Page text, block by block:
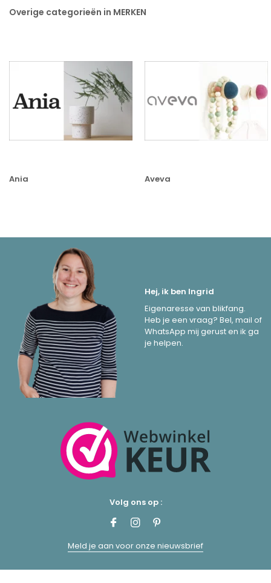
Overige categorieën in MERKEN
Ania Aveva
Hej, ik ben Ingrid
Eigenaresse van blikfang.
Heb je een vraag? Bel, mail of
WhatsApp mij gerust en ik ga
je helpen.
Volg ons op :
Meld je aan voor onze nieuwsbrief